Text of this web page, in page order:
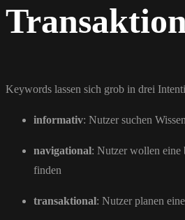
Keywords lassen sich grob in drei
informativ: Nutzer suchen
navigational: Nutzer wollen eine
finden
transaktional: Nutzer planen